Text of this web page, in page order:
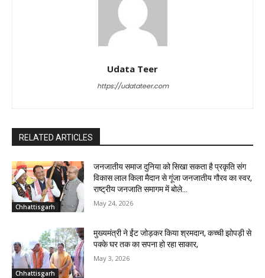
Udata Teer
https://udatateer.com
RELATED ARTICLES
Chhattisgarh
जनजातीय समाज दुनिया को सिखा सकता है प्रकृति संग
विकास लाल किला मैदान से गूंजा जनजातीय गौरव का स्वर,
राष्ट्रीय जनजाति समागम में बोले...
May 24, 2026
Chhattisgarh
मुख्यमंत्री ने ईंट जोड़कर किया श्रमदान, कच्ची झोपड़ी से
पक्के घर तक का सपना हो रहा साकार,
May 3, 2026